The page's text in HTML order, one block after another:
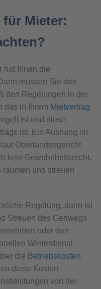
Mieter:
hat Ihnen die
müssen Sie den
den Regelungen in der
das in Ihrem Mietvertrag
ist und diese
ist. Ein Aushang im
Oberlandesgericht
kein Gewohn­heits­recht,
und streuen
Regelung, dann ist
Streuen des Gehwegs
oder den
Winterdienst
die Betriebskosten
diese Kosten
von der